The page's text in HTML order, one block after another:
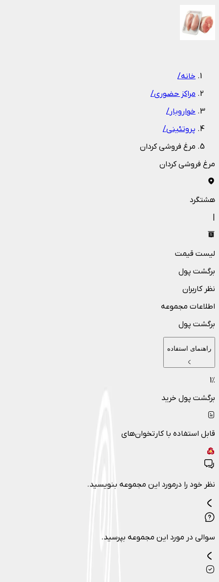
خانه/
مراکز حضوری/
خواروبار/
پروتئینی/
مرغ فروشی کردان
مرغ فروشی کردان
هشتگرد
لیست قیمت
برگشت پول
نظر کاربران
اطلاعات مجموعه
برگشت پول
راهنمای استفاده
1٪
برگشت پول خرید
قابل استفاده با کارتخوان‌های
نظر خود را درمورد این مجموعه بنویسید.
سوالی در مورد این مجموعه بپرسید.